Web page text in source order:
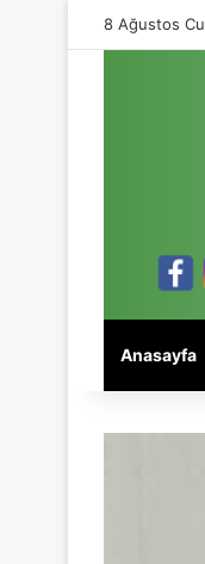
8 Ağustos
Anasayfa